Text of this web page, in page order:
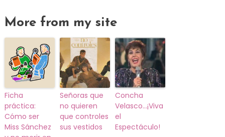
More from my site
Ficha
práctica:
Cómo ser
Miss Sánchez
Señoras que
no quieren
que controles
sus vestidos
Concha
Velasco…¡Viva
el
Espectáculo!